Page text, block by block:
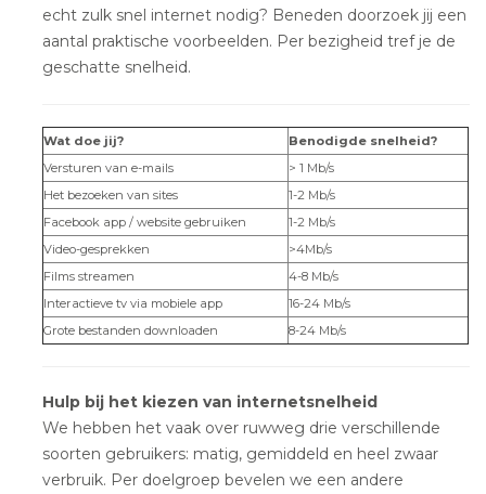
echt zulk snel internet nodig? Beneden doorzoek jij een
aantal praktische voorbeelden. Per bezigheid tref je de
geschatte snelheid.
Wat doe jij?
Benodigde snelheid?
Versturen van e-mails
> 1 Mb/s
Het bezoeken van sites
1-2 Mb/s
Facebook app / website gebruiken
1-2 Mb/s
Video-gesprekken
>4Mb/s
Films streamen
4-8 Mb/s
Interactieve tv via mobiele app
16-24 Mb/s
Grote bestanden downloaden
8-24 Mb/s
Hulp bij het kiezen van internetsnelheid
We hebben het vaak over ruwweg drie verschillende
soorten gebruikers: matig, gemiddeld en heel zwaar
verbruik. Per doelgroep bevelen we een andere